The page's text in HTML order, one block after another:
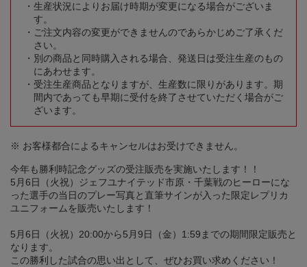
生産状況によりお届け時期が変更になる場合がございま
す。
ご注文内容の変更ができませんのであらかじめご了承くだ
さい。
別の商品と同時購入される場合、発送日は受注生産のもの
にあわせます。
受注生産商品となりますが、生産数に限りがあります。期
間内であっても早期に受付を終了させていただく場合がご
ざいます。
※ お客様都合によるキャンセルはお受けできません。
今年も勝利時記念グッズの受注販売を実施いたします！！
5月6日（火祝）ジェフユナイテッド市原・千葉戦のヒーローにな
った選手の当日のプレー写真と直筆サインが入った限定レプリカ
ユニフォームを販売いたします！
5月6日（火祝）20:00から5月9日（金）1:59までの期間限定販売と
なります。
この勝利した試合の思い出として、ぜひお買い求めください！